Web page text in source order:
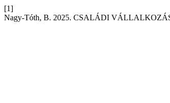
[1]
Nagy-Tóth, B. 2025. CSALÁDI